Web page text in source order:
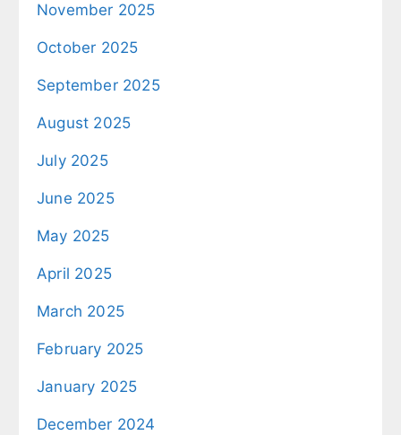
November 2025
October 2025
September 2025
August 2025
July 2025
June 2025
May 2025
April 2025
March 2025
February 2025
January 2025
December 2024